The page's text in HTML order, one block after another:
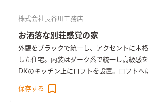
株式会社長谷川工務店
お洒落な別荘感覚の家
外観をブラックで統一し、アクセントに木
した住宅。内装はダーク系で統一し高級感
DKのキッチン上にロフトを設置。ロフトへ
製の登り梯子を使います。
保存する